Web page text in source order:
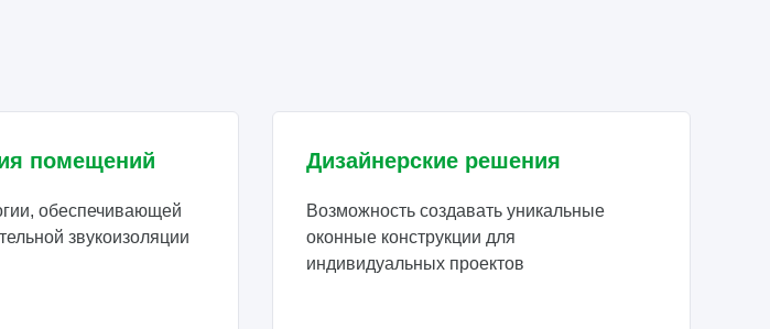
помещений
обеспечивающей
звукоизоляции
Дизайнерские решения
Возможность создавать уникальные
оконные конструкции для
индивидуальных проектов